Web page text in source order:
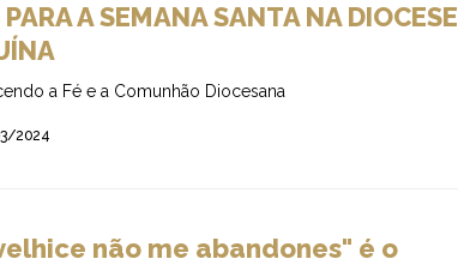
PARA A SEMANA SANTA NA DIOCESE
a Fé e a Comunhão Diocesana
2024
não me abandones" é o